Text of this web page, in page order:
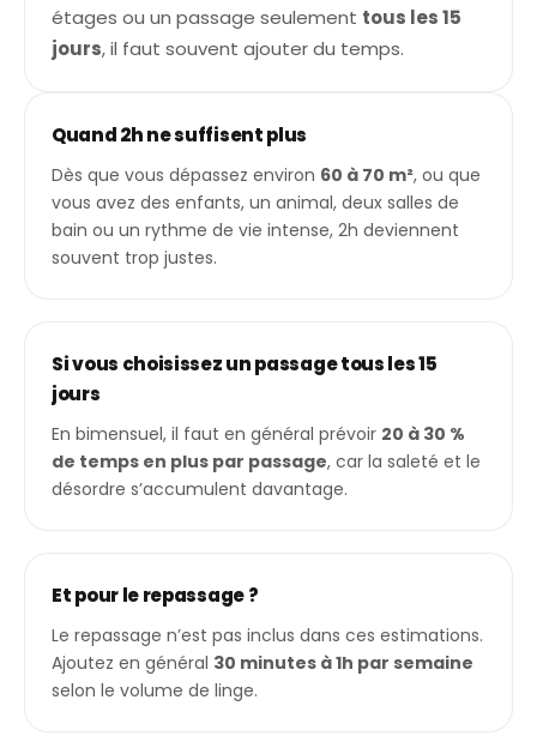
étages ou un passage seulement tous les 15
jours, il faut souvent ajouter du temps.
Quand 2h ne suffisent plus
Dès que vous dépassez environ 60 à 70 m², ou que
vous avez des enfants, un animal, deux salles de
bain ou un rythme de vie intense, 2h deviennent
souvent trop justes.
Si vous choisissez un passage tous les 15
jours
En bimensuel, il faut en général prévoir 20 à 30 %
de temps en plus par passage, car la saleté et le
désordre s’accumulent davantage.
Et pour le repassage ?
Le repassage n’est pas inclus dans ces estimations.
Ajoutez en général 30 minutes à 1h par semaine
selon le volume de linge.